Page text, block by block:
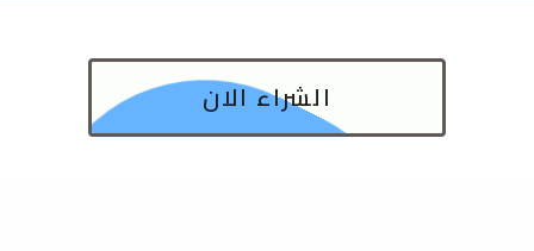
الشراء الان